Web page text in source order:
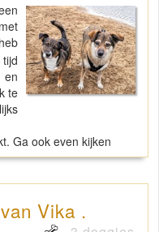
te
Ga ook even kijken
Vika .